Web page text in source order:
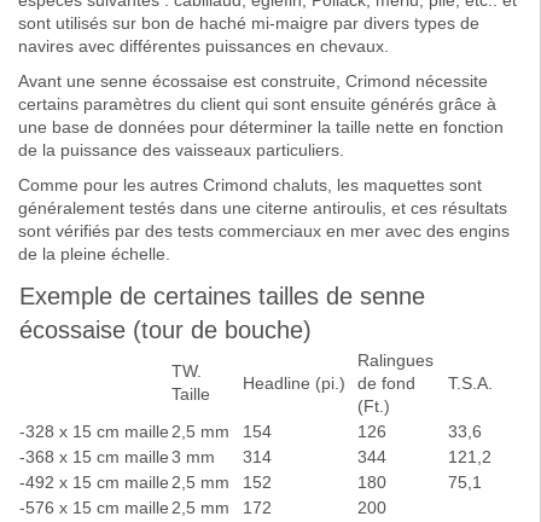
sont utilisés sur bon de haché mi-maigre par divers types de
navires avec différentes puissances en chevaux.
Avant une senne écossaise est construite, Crimond nécessite
certains paramètres du client qui sont ensuite générés grâce à
une base de données pour déterminer la taille nette en fonction
de la puissance des vaisseaux particuliers.
Comme pour les autres Crimond chaluts, les maquettes sont
généralement testés dans une citerne antiroulis, et ces résultats
sont vérifiés par des tests commerciaux en mer avec des engins
de la pleine échelle.
Exemple de certaines tailles de senne
écossaise (tour de bouche)
TW.
Taille
Headline (pi.)
Ralingues
de fond
(Ft.)
T.S.A.
-328 x 15 cm maille 2,5 mm 154 126
33,6
-368 x 15 cm maille3 mm 314 344
121,2
-492 x 15 cm maille 2,5 mm 152 180
75,1
-576 x 15 cm maille 2,5 mm 172
200